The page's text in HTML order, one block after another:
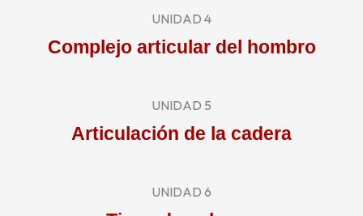
UNIDAD 4
Complejo articular del hombro
UNIDAD 5
Articulación de la cadera
UNIDAD 6